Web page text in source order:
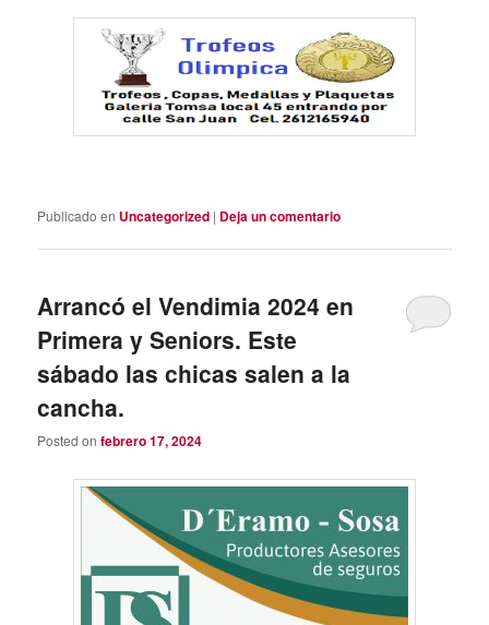
Publicado en Uncategorized | Deja un comentario
Arrancó el Vendimia 2024 en
Primera y Seniors. Este
sábado las chicas salen a la
cancha.
Posted onfebrero 17, 2024